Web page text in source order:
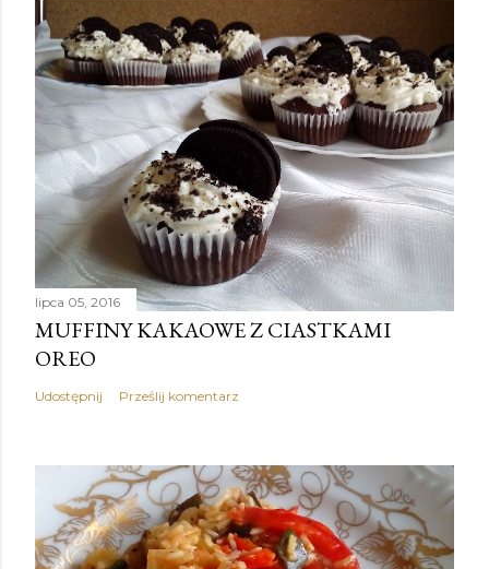
lipca 05, 2016
MUFFINY KAKAOWE Z CIASTKAMI
OREO
Udostępnij Prześlij komentarz